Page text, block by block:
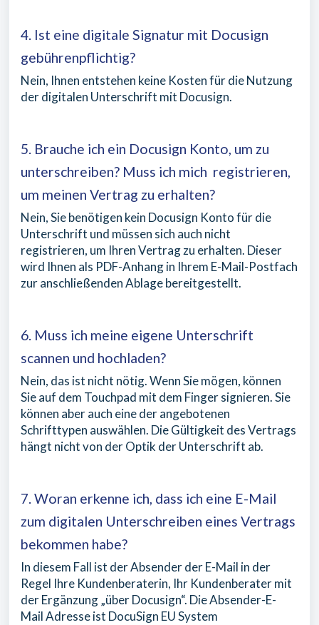
4. Ist eine digitale Signatur mit Docusign
gebührenpflichtig?
Nein, Ihnen entstehen keine Kosten für die Nutzung
der digitalen Unterschrift mit Docusign.
5. Brauche ich ein Docusign Konto, um zu
unterschreiben? Muss ich mich registrieren,
um meinen Vertrag zu erhalten?
Nein, Sie benötigen kein Docusign Konto für die
Unterschrift und müssen sich auch nicht
registrieren, um Ihren Vertrag zu erhalten. Dieser
wird Ihnen als PDF-Anhang in Ihrem E-Mail-Postfach
zur anschließenden Ablage bereitgestellt.
6. Muss ich meine eigene Unterschrift
scannen und hochladen?
Nein, das ist nicht nötig. Wenn Sie mögen, können
Sie auf dem Touchpad mit dem Finger signieren. Sie
können aber auch eine der angebotenen
Schrifttypen auswählen. Die Gültigkeit des Vertrags
hängt nicht von der Optik der Unterschrift ab.
7. Woran erkenne ich, dass ich eine E-Mail
zum digitalen Unterschreiben eines Vertrags
bekommen habe?
In diesem Fall ist der Absender der E-Mail in der
Regel Ihre Kundenberaterin, Ihr Kundenberater mit
der Ergänzung „über Docusign“. Die Absender-E-
Mail Adresse ist DocuSign EU System